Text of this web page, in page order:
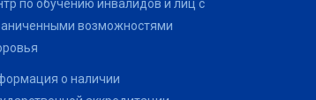
по обучению инвалидов и лиц с
возможностями
о наличии